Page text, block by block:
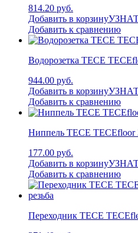
814.20 руб.
Добавить в корзину
Добавить к сравнению
Водорозетка TECE
944.00 руб.
Добавить в корзину
Добавить к сравнению
Ниппель TECE TECEfloor
177.00 руб.
Добавить в корзину
Добавить к сравнению
Переходник TECE